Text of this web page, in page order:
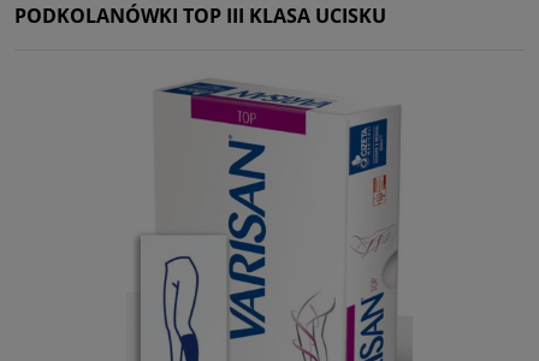
PODKOLANÓWKI TOP III KLASA UCISKU